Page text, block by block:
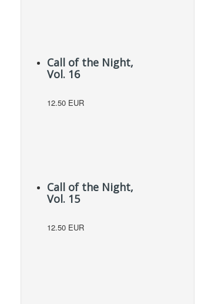
Call of the Night,
Vol. 16
12.50 EUR
Call of the Night,
Vol. 15
12.50 EUR